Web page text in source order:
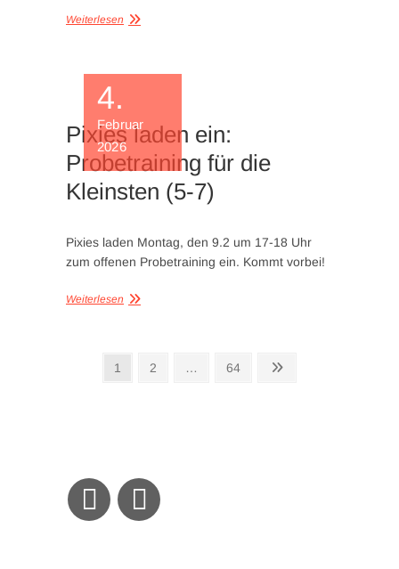
Weiterlesen
4.
Februar
2026
Pixies laden ein:
Probetraining für die
Kleinsten (5-7)
Pixies laden Montag, den 9.2 um 17-18 Uhr
zum offenen Probetraining ein. Kommt vorbei!
Weiterlesen
Seitennummerierung
Seite
1 Seite
2 … Seite
64